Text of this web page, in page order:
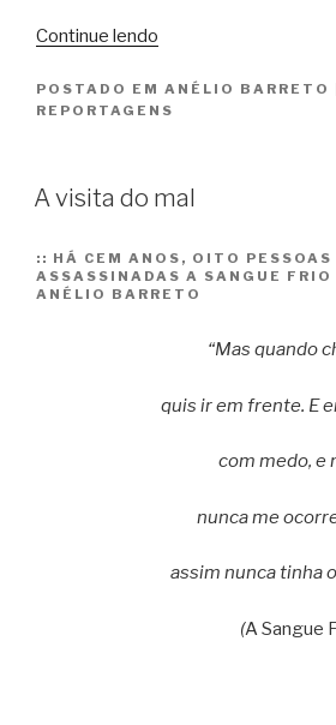
Continue lendo
marginal
do
POSTADO EM ANÉLIO BARRETO
REPORTAGENS
A visita do mal
:: HÁ CEM ANOS, OITO PESSOAS
ASSASSINADAS A SANGUE FRIO
ANÉLIO BARRETO
“Mas quando
quis ir em frente. E
com medo, e
nunca me
assim nunca tinha
(A Sangue